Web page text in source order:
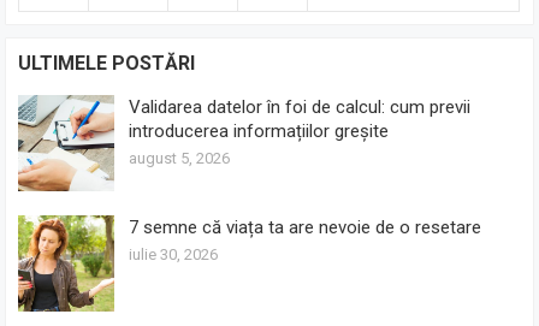
ULTIMELE POSTĂRI
Validarea datelor în foi de calcul: cum previi
introducerea informațiilor greșite
august 5, 2026
7 semne că viața ta are nevoie de o resetare
iulie 30, 2026